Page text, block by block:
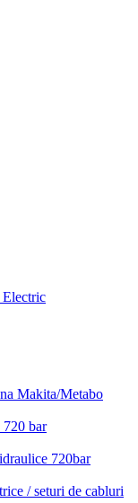
Electric
Makita/Metabo
720 bar
720bar
/ seturi de cabluri